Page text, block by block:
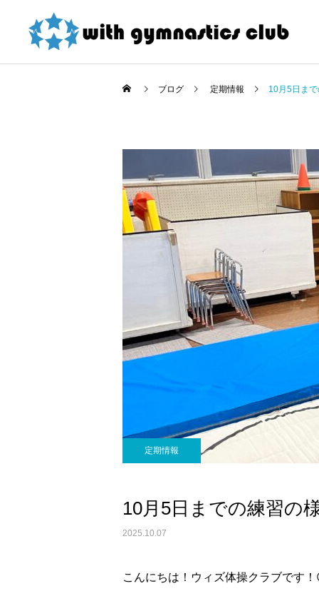
お知らせ
令和8年度未就園児クラス
新規会員様募集中！
ブログ 定期情報 10月5日ま
定期情報
10月5日までの練習の
2025.10.07
こんにちは！ウィズ体操クラブです！